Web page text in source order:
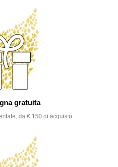
gratuita
da € 150 di acquisto